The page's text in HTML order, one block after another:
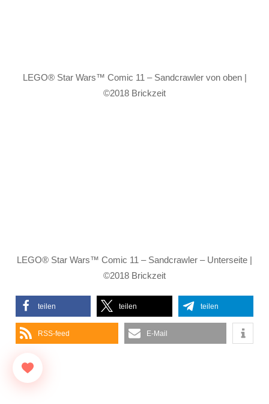
LEGO® Star Wars™ Comic 11 – Sandcrawler von oben |
©2018 Brickzeit
LEGO® Star Wars™ Comic 11 – Sandcrawler – Unterseite |
©2018 Brickzeit
teilen teilen teilen
RSS-feed E-Mail